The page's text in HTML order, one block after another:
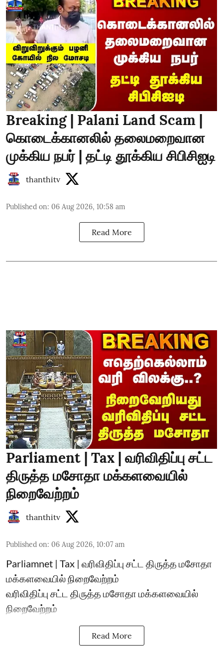
Breaking | Palani Land Scam |
கொடைக்கானலில் தலைமறைவான
முக்கிய நபர் | தட்டி தூக்கிய சிபிசிஐடி
thanthitv
Published on: 06 Aug 2026, 10:58 am
Read More
Parliament | Tax | வரிவிதிப்பு சட்ட
திருத்த மசோதா மக்களவையில்
நிறைவேற்றம்
thanthitv
Published on: 06 Aug 2026, 10:07 am
Parliamnet | Tax | வரிவிதிப்பு சட்ட திருத்த மசோதா
மக்களவையில் நிறைவேற்றம்
வரிவிதிப்பு சட்ட திருத்த மசோதா மக்களவையில்
நிறைவேற்றம்
Read More